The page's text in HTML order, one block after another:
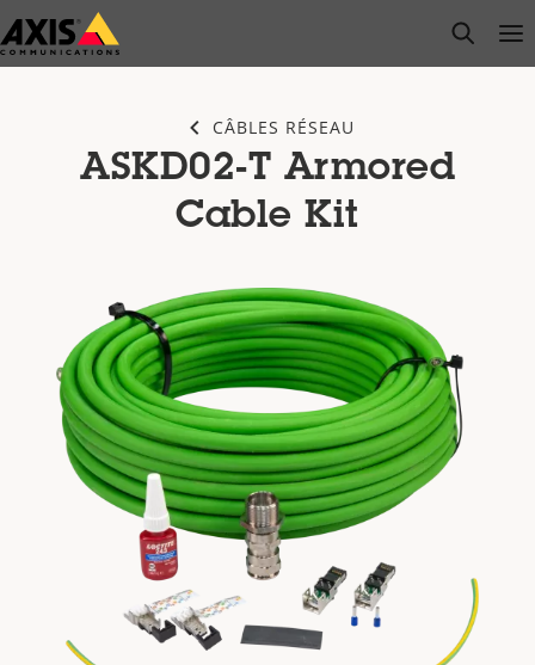
Passer
au
open
CÂBLES RÉSEAU
ASKD02-T Armored
Cable Kit